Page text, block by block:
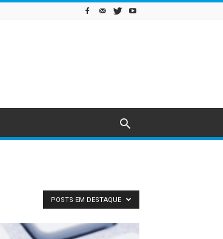
POSTS EM DESTAQUE